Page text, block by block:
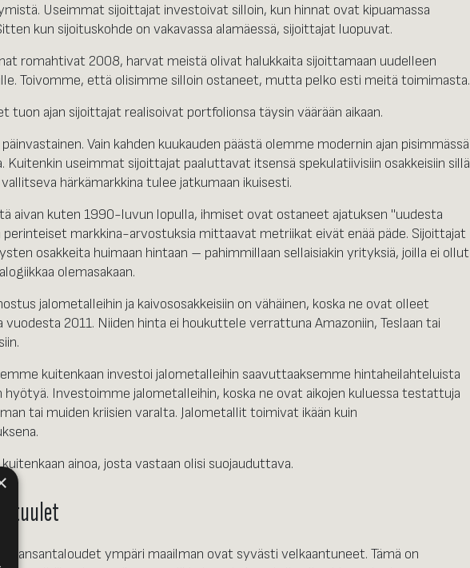
Useimmat sijoittajat investoivat silloin, kun hinnat ovat kipuamassa
kun sijoituskohde on vakavassa alamäessä, sijoittajat luopuvat.
romahtivat 2008, harvat meistä olivat halukkaita sijoittamaan uudelleen
Toivomme, että olisimme silloin ostaneet, mutta pelko esti meitä toimimasta.
tuon ajan sijoittajat realisoivat portfolionsa täysin väärään aikaan.
Vain kahden kuukauden päästä olemme modernin ajan pisimmässä
Kuitenkin useimmat sijoittajat paaluttavat itsensä spekulatiivisiin osakkeisiin sillä
härkämarkkina tulee jatkumaan ikuisesti.
aivan kuten 1990-luvun lopulla, ihmiset ovat ostaneet ajatuksen "uudesta
perinteiset markkina-arvostuksia mittaavat metriikat eivät enää päde. Sijoittajat
osakkeita huimaan hintaan – pahimmillaan sellaisiakin yrityksiä, joilla ei ollut
olemasakaan.
jalometalleihin ja kaivososakkeisiin on vähäinen, koska ne ovat olleet
vuodesta 2011. Niiden hinta ei houkuttele verrattuna Amazoniin, Teslaan tai
kuitenkaan investoi jalometalleihin saavuttaaksemme hintaheilahteluista
Investoimme jalometalleihin, koska ne ovat aikojen kuluessa testattuja
tai muiden kriisien varalta. Jalometallit toimivat ikään kuin
ainoa, josta vastaan olisi suojauduttava.
kansantaloudet ympäri maailman ovat syvästi velkaantuneet. Tämä on